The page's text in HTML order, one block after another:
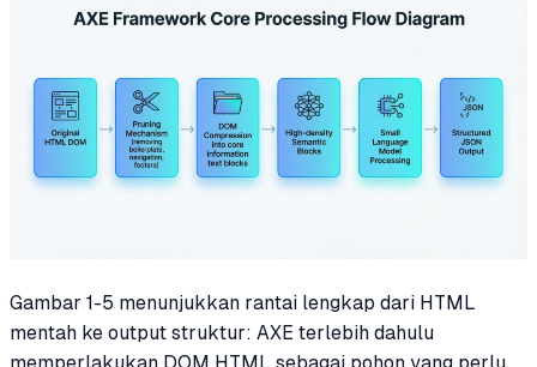
Gambar 1-5 menunjukkan rantai lengkap dari HTML
mentah ke output struktur: AXE terlebih dahulu